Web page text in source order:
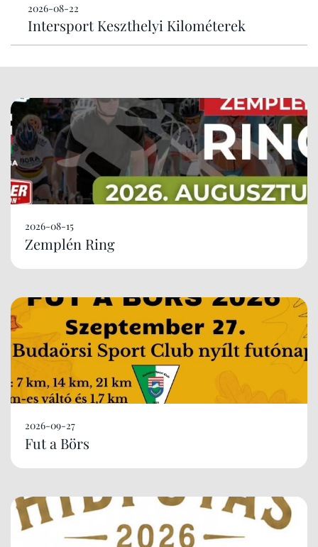
2026-08-22
Intersport Keszthelyi Kilométerek
2026-08-15
Zemplén Ring
2026-09-27
Fut a Börs